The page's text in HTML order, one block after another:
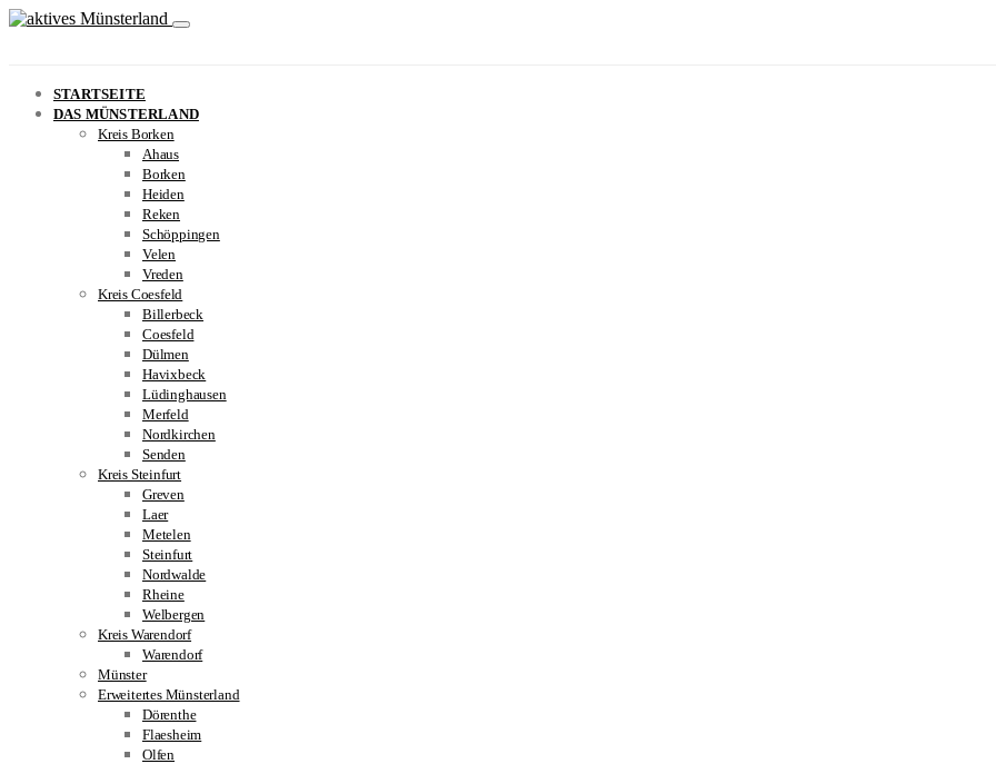
STARTSEITE
DAS MÜNSTERLAND
Kreis Borken
Ahaus
Borken
Heiden
Reken
Schöppingen
Velen
Vreden
Kreis Coesfeld
Billerbeck
Coesfeld
Dülmen
Havixbeck
Lüdinghausen
Merfeld
Nordkirchen
Senden
Kreis Steinfurt
Greven
Laer
Metelen
Steinfurt
Nordwalde
Rheine
Welbergen
Kreis Warendorf
Warendorf
Münster
Erweitertes Münsterland
Dörenthe
Flaesheim
Olfen